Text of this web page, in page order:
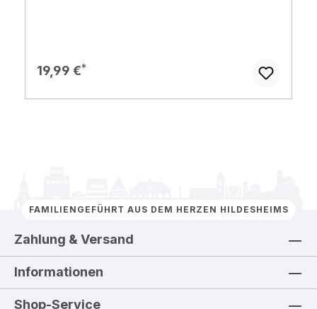
Regulärer Preis:
19,99 €
FAMILIENGEFÜHRT AUS DEM HERZEN HILDESHEIMS
Zahlung & Versand
Informationen
Shop-Service